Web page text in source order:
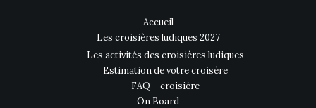
Accueil
Les croisières ludiques 2027
Les activités des croisières ludiques
Estimation de votre croisère
FAQ – croisière
On Board